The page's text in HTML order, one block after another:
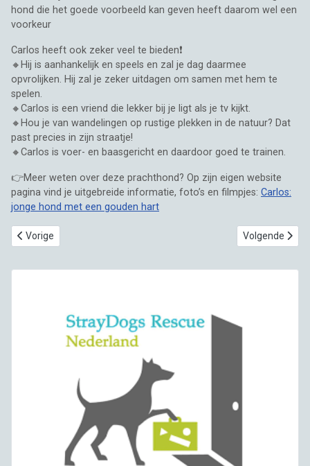
hond die het goede voorbeeld kan geven heeft daarom wel een
voorkeur
Carlos heeft ook zeker veel te bieden❗
🔸Hij is aanhankelijk en speels en zal je dag daarmee
opvrolijken. Hij zal je zeker uitdagen om samen met hem te
spelen.
🔸Carlos is een vriend die lekker bij je ligt als je tv kijkt.
🔸Hou je van wandelingen op rustige plekken in de natuur? Dat
past precies in zijn straatje!
🔸Carlos is voer- en baasgericht en daardoor goed te trainen.
👉Meer weten over deze prachthond? Op zijn eigen website
pagina vind je uitgebreide informatie, foto’s en filmpjes: Carlos:
jonge hond met een gouden hart
Vorig artikel: Nog steeds wachtend op haar fur-ever home; lieve
Vorige Volgende
Volgende